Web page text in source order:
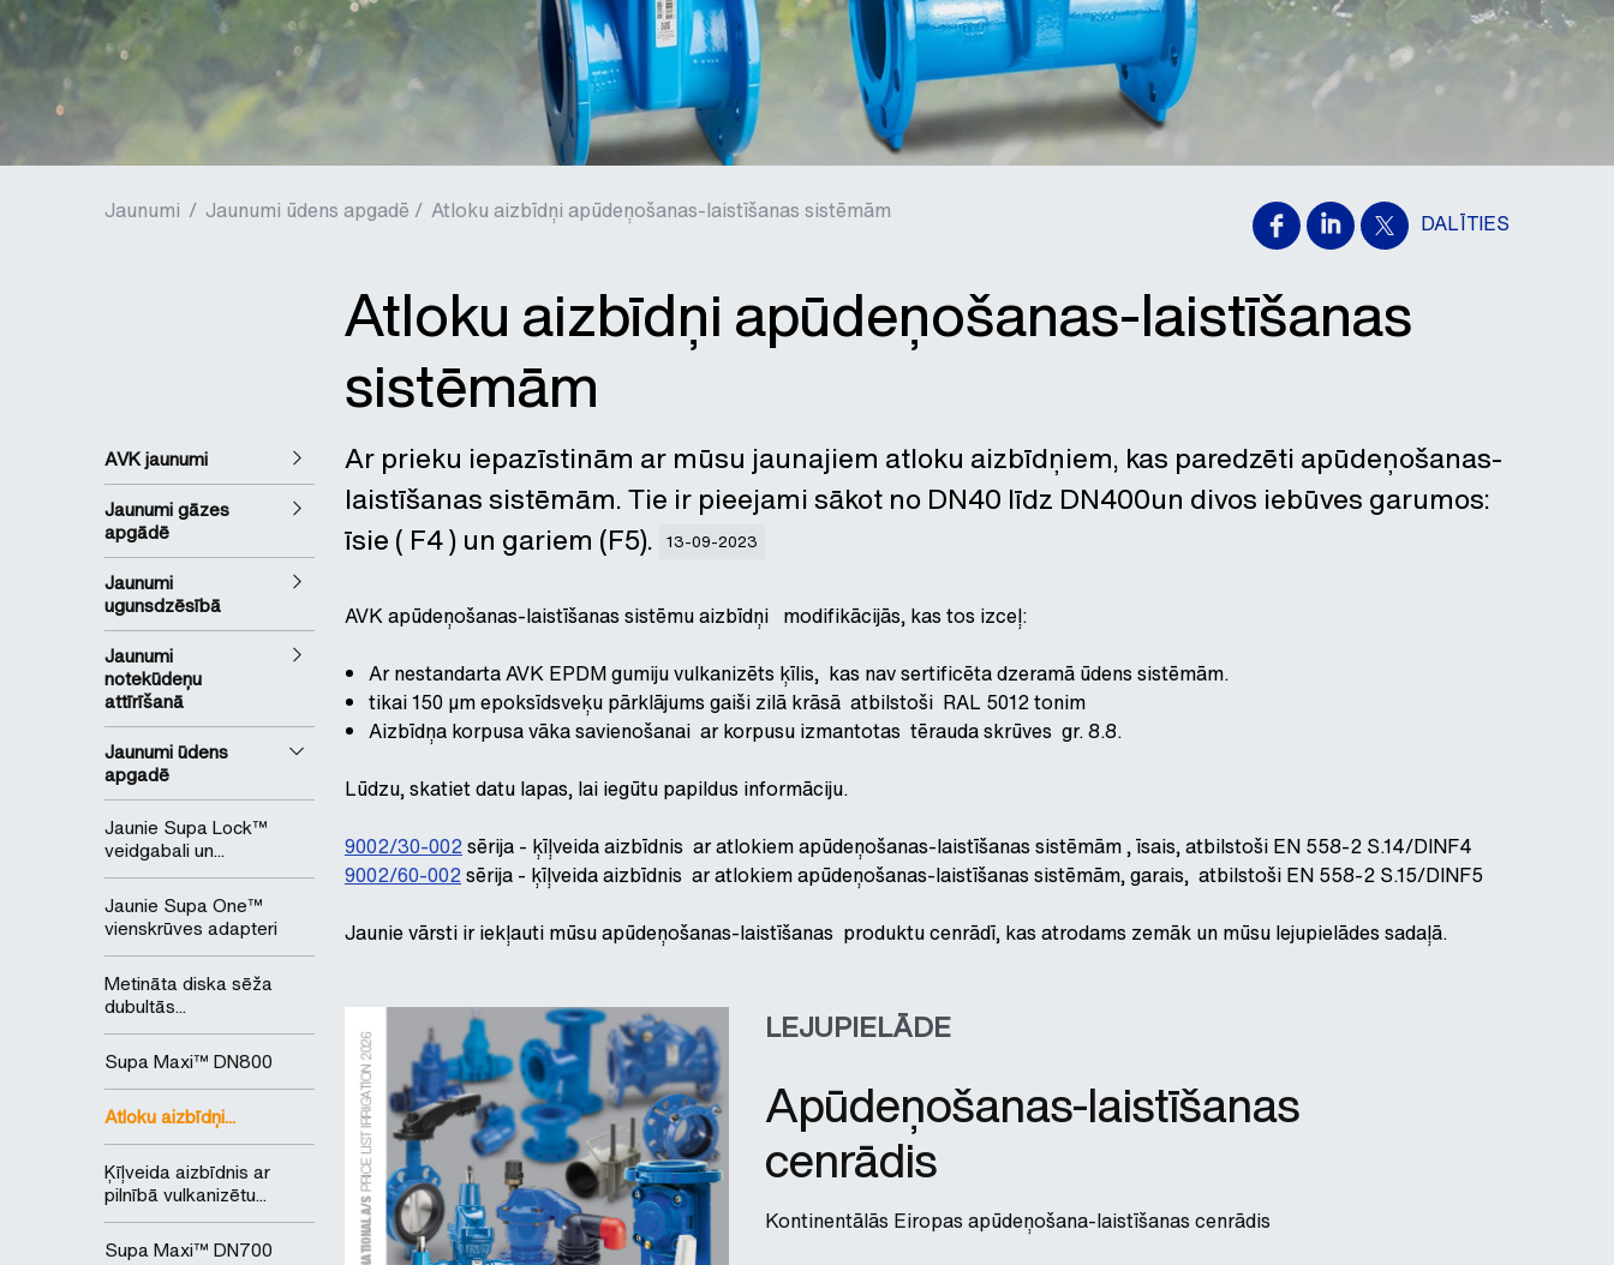
Jaunumi / Jaunumi ūdens apgadē / Atloku aizbīdņi apūdeņošanas-laistīšanas sistēmām DALĪTIES
AVK jaunumi
Jaunumi gāzes
apgādē
Jaunumi
ugunsdzēsībā
Jaunumi
notekūdeņu
attīrīšanā
Jaunumi ūdens
apgadē
Jaunie Supa Lock™
veidgabali un...
Jaunie Supa One™
vienskrūves adapteri
Metināta diska sēža
dubultās...
Supa Maxi™ DN800
Atloku aizbīdņi...
Ķīļveida aizbīdnis ar
pilnībā vulkanizētu...
Supa Maxi™ DN700
Atloku aizbīdņi apūdeņošanas-laistīšanas
sistēmām
Ar prieku iepazīstinām ar mūsu jaunajiem atloku aizbīdņiem, kas paredzēti apūdeņošanas-
laistīšanas sistēmām. Tie ir pieejami sākot no DN40 līdz DN400un divos iebūves garumos:
īsie ( F4 ) un gariem (F5).
13-09-2023
AVK apūdeņošanas-laistīšanas sistēmu aizbīdņi modifikācijās, kas tos izceļ:
Ar nestandarta AVK EPDM gumiju vulkanizēts ķīlis, kas nav sertificēta dzeramā ūdens sistēmām.
tikai 150 µm epoksīdsveķu pārklājums gaiši zilā krāsā atbilstoši RAL 5012 tonim
Aizbīdņa korpusa vāka savienošanai ar korpusu izmantotas tērauda skrūves gr. 8.8.
Lūdzu, skatiet datu lapas, lai iegūtu papildus informāciju.
9002/30-002sērija - ķīļveida aizbīdnis ar atlokiem apūdeņošanas-laistīšanas sistēmām , īsais, atbilstoši EN 558-2 S.14/DINF4
9002/60-002sērija - ķīļveida aizbīdnis ar atlokiem apūdeņošanas-laistīšanas sistēmām, garais, atbilstoši EN 558-2 S.15/DINF5
Jaunie vārsti ir iekļauti mūsu apūdeņošanas-laistīšanas produktu cenrādī, kas atrodams zemāk un mūsu lejupielādes sadaļā.
LEJUPIELĀDE
Apūdeņošanas-laistīšanas
cenrādis
Kontinentālās Eiropas apūdeņošana-laistīšanas cenrādis